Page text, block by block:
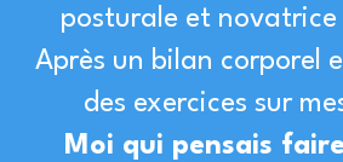
posturale et
Après un bilan corporel
des exercices sur
Moi qui pensais